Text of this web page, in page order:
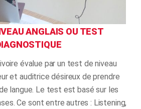
ANGLAIS OU TEST
évalue par un test de niveau
et auditrice désireux de prendre
langue. Le test est basé sur les
Ce sont entre autres : Listening,